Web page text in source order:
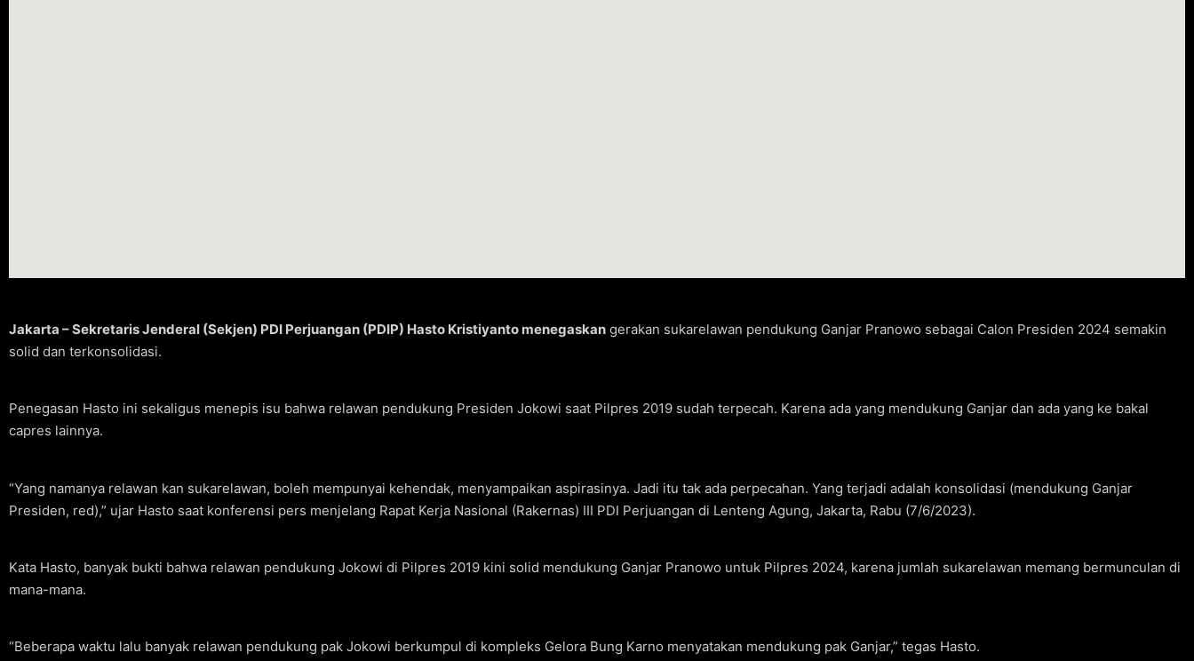
Jakarta – Sekretaris Jenderal (Sekjen) PDI Perjuangan (PDIP) Hasto Kristiyanto menegaskan gerakan sukarelawan pendukung Ganjar Pranowo sebagai Calon Presiden 2024 semakin
solid dan terkonsolidasi.
Penegasan Hasto ini sekaligus menepis isu bahwa relawan pendukung Presiden Jokowi saat Pilpres 2019 sudah terpecah. Karena ada yang mendukung Ganjar dan ada yang ke bakal
capres lainnya.
“Yang namanya relawan kan sukarelawan, boleh mempunyai kehendak, menyampaikan aspirasinya. Jadi itu tak ada perpecahan. Yang terjadi adalah konsolidasi (mendukung Ganjar
Presiden, red),” ujar Hasto saat konferensi pers menjelang Rapat Kerja Nasional (Rakernas) III PDI Perjuangan di Lenteng Agung, Jakarta, Rabu (7/6/2023).
Kata Hasto, banyak bukti bahwa relawan pendukung Jokowi di Pilpres 2019 kini solid mendukung Ganjar Pranowo untuk Pilpres 2024, karena jumlah sukarelawan memang bermunculan di
mana-mana.
“Beberapa waktu lalu banyak relawan pendukung pak Jokowi berkumpul di kompleks Gelora Bung Karno menyatakan mendukung pak Ganjar,” tegas Hasto.